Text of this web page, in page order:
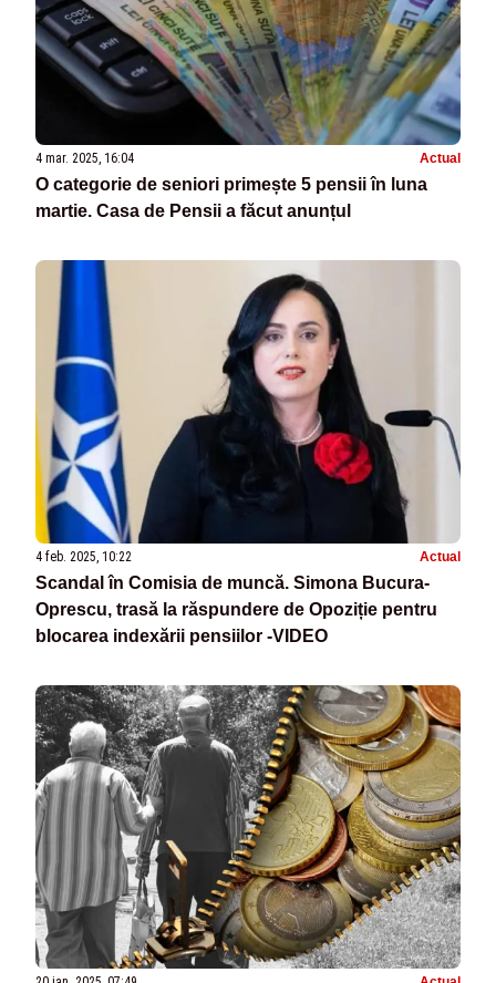
4 mar. 2025, 16:04 Actual
O categorie de seniori primește 5 pensii în luna
martie. Casa de Pensii a făcut anunțul
4 feb. 2025, 10:22 Actual
Scandal în Comisia de muncă. Simona Bucura-
Oprescu, trasă la răspundere de Opoziție pentru
blocarea indexării pensiilor -VIDEO